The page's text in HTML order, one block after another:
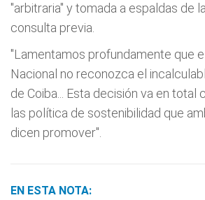
"arbitraria" y tomada a espaldas de
consulta previa.
"Lamentamos profundamente que
Nacional no reconozca el
de Coiba... Esta decisión va en total
las política de sostenibilidad que
dicen promover".
EN ESTA NOTA: